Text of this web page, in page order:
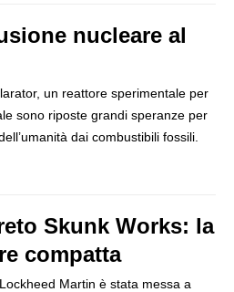
nucleare al
un reattore sperimentale per
sono riposte grandi speranze per
dai combustibili fossili.
Skunk Works: la
compatta
Martin è stata messa a